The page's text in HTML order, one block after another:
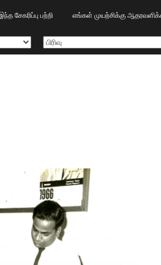
சேகரிப்பு பற்றி எங்கள் முயற்சிக்கு